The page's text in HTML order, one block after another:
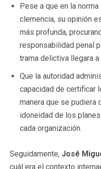
Pese a que en la
clemencia, su opinión
más profunda,
responsabilidad penal
trama delictiva llegara a
Que la autoridad
capacidad de certificar
manera que se pudiera
idoneidad de los
cada organización.
Seguidamente, José
cuál era el contexto